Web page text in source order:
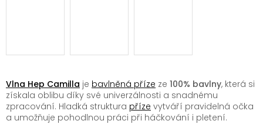
Vlna Hep Camilla je bavlněná příze ze 100% bavlny, která si
získala oblibu díky své univerzálnosti a snadnému
zpracování. Hladká struktura příze vytváří pravidelná očka
a umožňuje pohodlnou práci při háčkování i pletení.